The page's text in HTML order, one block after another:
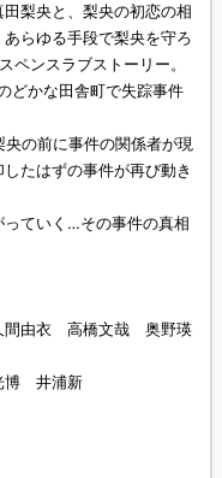
梨央と、梨央の初恋の相
らゆる手段で梨央を守ろ
ペンスラブストーリー。
どかな田舎町で失踪事件
の前に事件の関係者が現
たはずの事件が再び動き
ていく…その事件の真相
由衣 高橋文哉 奥野瑛
井浦新